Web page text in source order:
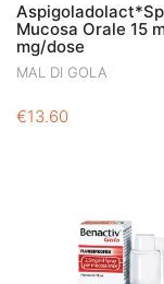
Mucosa Orale 15
mg/dose
MAL DI GOLA
€13.60